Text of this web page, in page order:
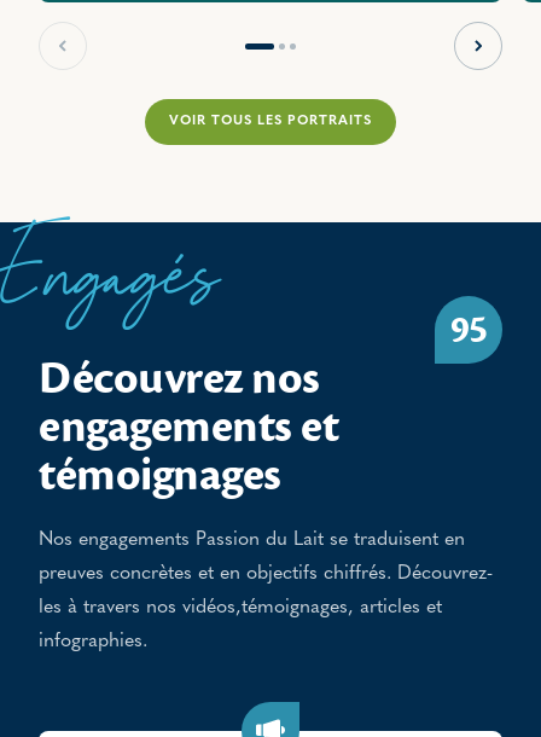
Slide précédente Slide
VOIR TOUS LES PORTRAITS
Engagés
95
Découvrez nos
engagements et
témoignages
Nos engagements Passion du Lait se traduisent en
preuves concrètes et en objectifs chiffrés. Découvrez-
les à travers nos vidéos,témoignages, articles et
infographies.